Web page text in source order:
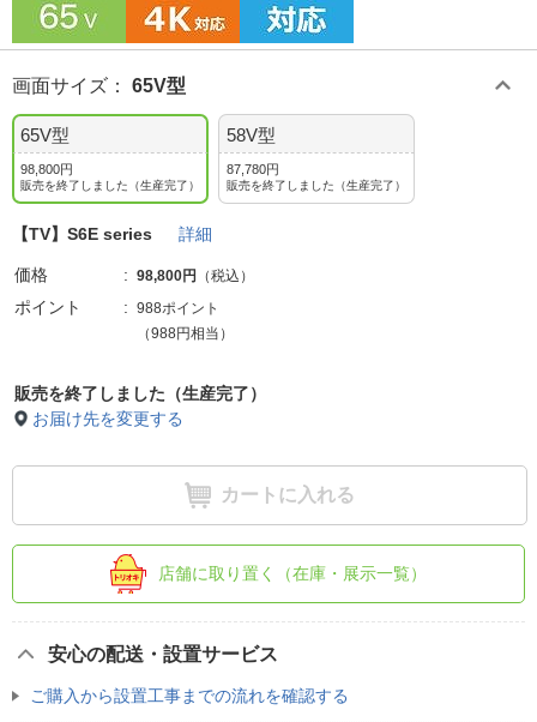
画面サイズ ： 65V型
65V型
98,800円
販売を終了しました（生産完了）
58V型
87,780円
販売を終了しました（生産完了）
【TV】S6E series 詳細
価格 98,800円 （税込）
ポイント
988ポイント
（988円相当）
販売を終了しました（生産完了）
お届け先を変更する
カートに入れる
店舗に取り置く（在庫・展示一覧）
安心の配送・設置サービス
ご購入から設置工事までの流れを確認する